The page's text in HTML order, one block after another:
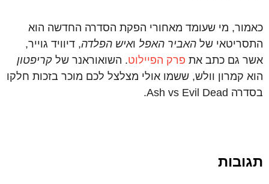
כאמור, מי שעומד מאחורי הפקת הסדרה החדשה הוא
התסריטאי של האביר האפל ואיש הפלדה, דיוויד גוייר,
אשר גם כתב את פרק הפיילוט. השואוראנר של קריפטון
הוא קמרון וולש, ששמו אולי מצלצל לכם מוכר בזכות חלקו
בסדרה Ash vs Evil Dead.
תגובות